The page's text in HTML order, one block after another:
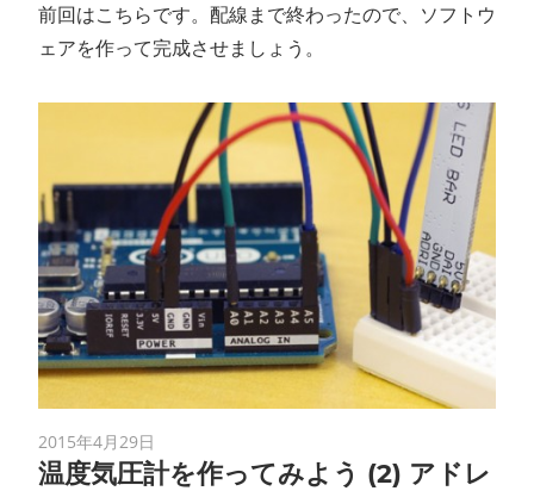
前回はこちらです。配線まで終わったので、ソフトウ
ェアを作って完成させましょう。
2015年4月29日
温度気圧計を作ってみよう (2) アドレ